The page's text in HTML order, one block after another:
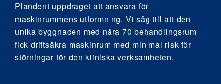
Plandent uppdraget att ansvara för
maskinrummens utformning. Vi såg till att den
unika byggnaden med nära 70 behandlingsrum
fick driftsäkra maskinrum med minimal risk för
störningar för den kliniska verksamheten.